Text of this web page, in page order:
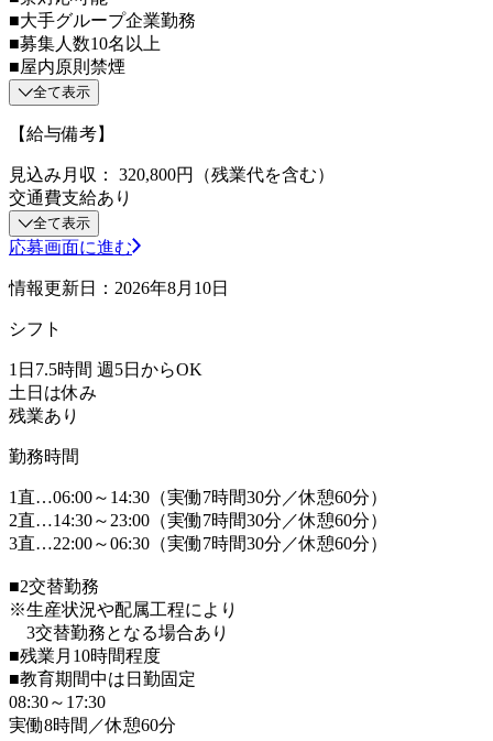
■大手グループ企業勤務
■募集人数10名以上
■屋内原則禁煙
全て表示
【給与備考】
見込み月収： 320,800円（残業代を含む）
交通費支給あり
全て表示
応募画面に進む
情報更新日：2026年8月10日
シフト
1日7.5時間 週5日からOK
土日は休み
残業あり
勤務時間
1直…06:00～14:30（実働7時間30分／休憩60分）
2直…14:30～23:00（実働7時間30分／休憩60分）
3直…22:00～06:30（実働7時間30分／休憩60分）
■2交替勤務
※生産状況や配属工程により
3交替勤務となる場合あり
■残業月10時間程度
■教育期間中は日勤固定
08:30～17:30
実働8時間／休憩60分